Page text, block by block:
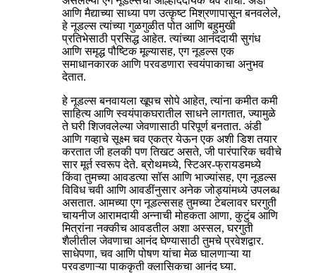
आणि मैद्याच्या साध्या पण उत्कृष्ट मिश्रणापासून बनवलेले,
हे नूडल्स त्यांच्या गुळगुळीत पोत आणि बहुमुखी
प्रतिभेसाठी प्रसिद्ध आहेत. त्यांच्या आनंददायी सुगंध
आणि समृद्ध पौष्टिक मूल्यासह, एग नूडल्स एक
समाधानकारक आणि परवडणारा स्वयंपाकाचा अनुभव
देतात.
हे नूडल्स बनवायला खूपच सोपे आहेत, त्यांना कमीत कमी
साहित्य आणि स्वयंपाकघरातील साधने लागतात, ज्यामुळे
ते घरी शिजवलेल्या जेवणासाठी परिपूर्ण बनतात. अंडी
आणि गव्हाचे सूक्ष्म चव एकत्र येऊन एक अशी डिश तयार
करतात जी हलकी पण तिखट असते, जी पारंपारिक चवीचे
सार मूर्त स्वरूप देते. ब्रोथमध्ये, स्टिअर-फ्रायडमध्ये
किंवा तुमच्या आवडत्या सॉस आणि भाज्यांसह, एग नूडल्स
विविध चवी आणि आवडींनुसार अनेक जोड्यांमध्ये उपलब्ध
असतात. आमच्या एग नूडल्ससह तुमच्या टेबलावर घरगुती
चायनीज आरामदायी अन्नाची मोहकता आणा, कुटुंब आणि
मित्रांना नक्कीच आवडतील अशा अस्सल, घरगुती
शैलीतील जेवणाचा आनंद घेण्यासाठी तुमचे प्रवेशद्वार.
साधेपणा, चव आणि पोषण यांचा मेळ घालणाऱ्या या
परवडणाऱ्या पाककृती क्लासिकचा आनंद घ्या.